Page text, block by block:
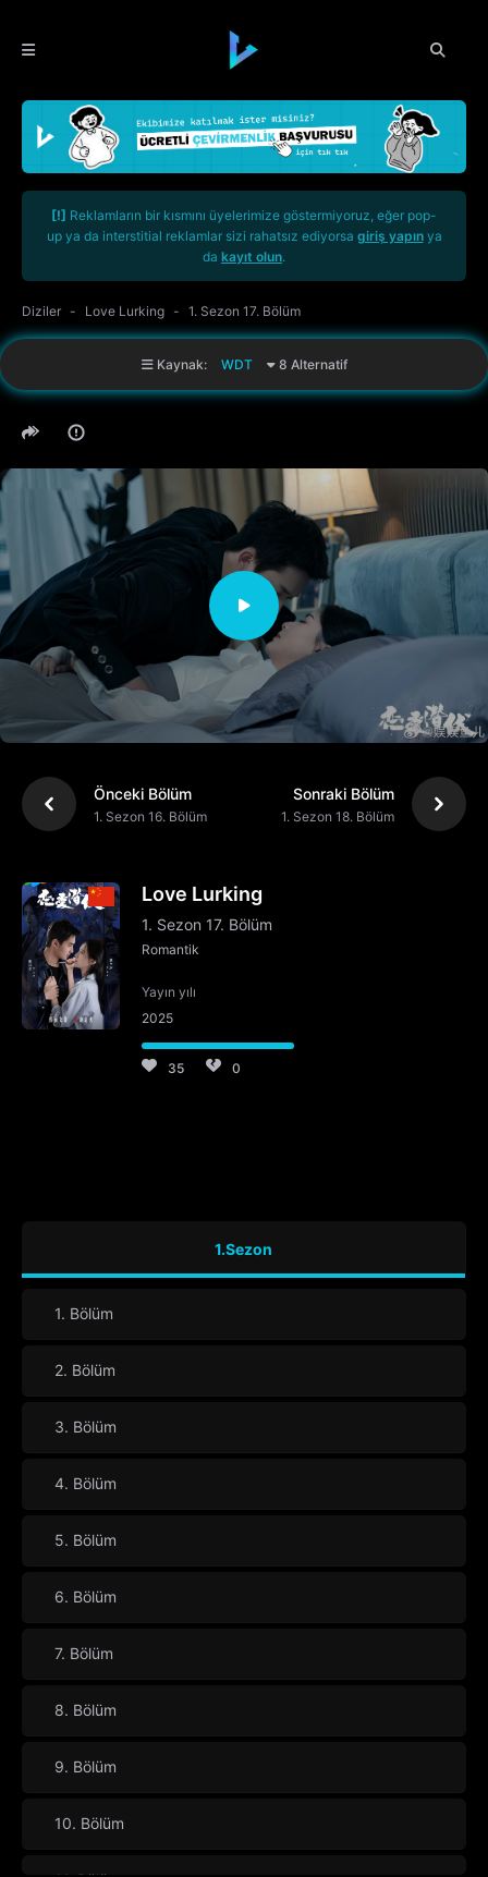
[!] Reklamların bir kısmını üyelerimize göstermiyoruz, eğer pop-
up ya da interstitial reklamlar sizi rahatsız ediyorsa giriş yapınya
da kayıt olun.
Diziler Love Lurking 1. Sezon 17. Bölüm
Kaynak: WDT 8 Alternatif
Önceki Bölüm
1. Sezon 16. Bölüm
Sonraki Bölüm
1. Sezon 18. Bölüm
Love Lurking
1. Sezon 17. Bölüm
Romantik
Yayın yılı
2025
35 0
1.Sezon
1. Bölüm
2. Bölüm
3. Bölüm
4. Bölüm
5. Bölüm
6. Bölüm
7. Bölüm
8. Bölüm
9. Bölüm
10. Bölüm